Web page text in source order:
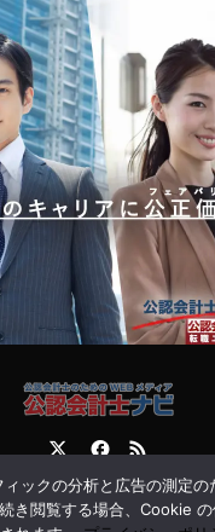
運営会社 お問合せ
ィックの分析と広告の測定
き閲覧する場合、Cookie